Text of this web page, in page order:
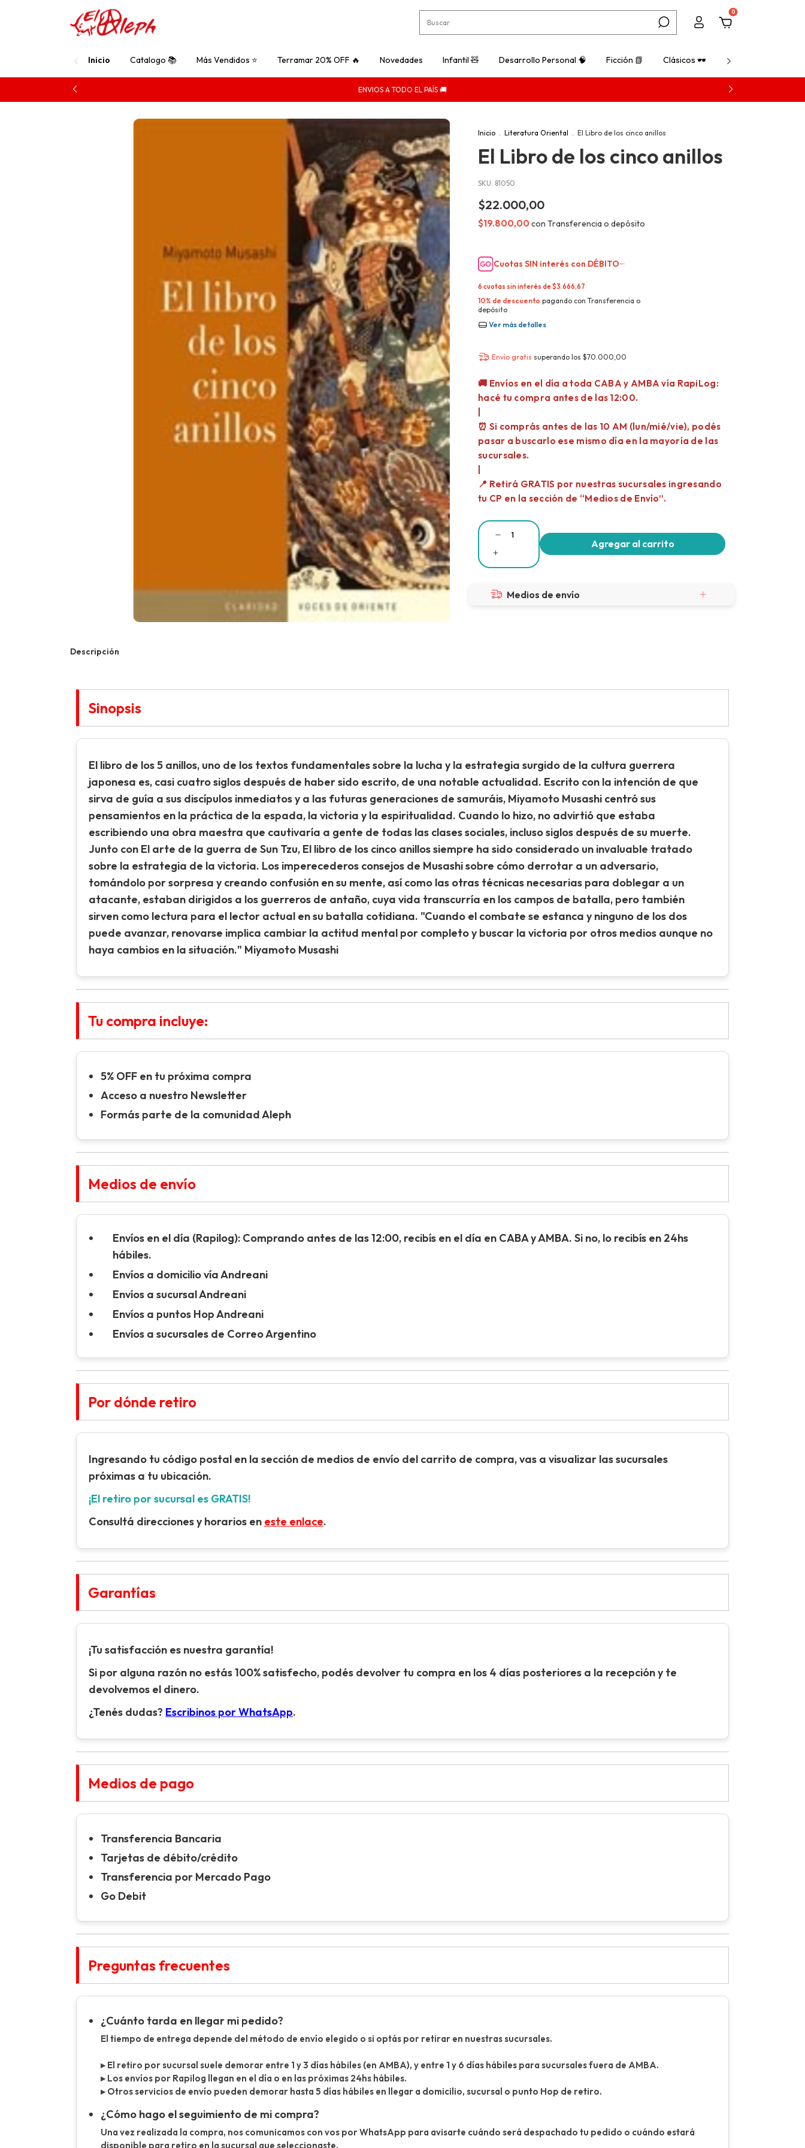
0
Inicio Catalogo 📚 Más Vendidos ⭐ Terramar 20% OFF 🔥 Novedades Infantil 🧸 Desarrollo Personal 🧠 Ficción 📗 Clásicos 🕶️ ¿Cómo comprar? 💡
ENVIOS A TODO EL PAÍS 🚚
Inicio Literatura Oriental El Libro de los cinco anillos
El Libro de los cinco anillos
SKU: 81050
$22.000,00
$19.800,00 con Transferencia o depósito
Cuotas SIN interés con DÉBITO
6 cuotas sin interés de$3.666,67
10% de descuento pagando con Transferencia o
depósito
Ver más detalles
Envío gratis superando los $70.000,00
Medios de envío
Descripción
Sinopsis
El libro de los 5 anillos, uno de los textos fundamentales sobre la lucha y la estrategia surgido de la cultura guerrera
japonesa es, casi cuatro siglos después de haber sido escrito, de una notable actualidad. Escrito con la intención de que
sirva de guía a sus discípulos inmediatos y a las futuras generaciones de samuráis, Miyamoto Musashi centró sus
pensamientos en la práctica de la espada, la victoria y la espiritualidad. Cuando lo hizo, no advirtió que estaba
escribiendo una obra maestra que cautivaría a gente de todas las clases sociales, incluso siglos después de su muerte.
Junto con El arte de la guerra de Sun Tzu, El libro de los cinco anillos siempre ha sido considerado un invaluable tratado
sobre la estrategia de la victoria. Los imperecederos consejos de Musashi sobre cómo derrotar a un adversario,
tomándolo por sorpresa y creando confusión en su mente, así como las otras técnicas necesarias para doblegar a un
atacante, estaban dirigidos a los guerreros de antaño, cuya vida transcurría en los campos de batalla, pero también
sirven como lectura para el lector actual en su batalla cotidiana. "Cuando el combate se estanca y ninguno de los dos
puede avanzar, renovarse implica cambiar la actitud mental por completo y buscar la victoria por otros medios aunque no
haya cambios en la situación." Miyamoto Musashi
Tu compra incluye:
5% OFF en tu próxima compra
Acceso a nuestro Newsletter
Formás parte de la comunidad Aleph
Medios de envío
Envíos en el día (Rapilog): Comprando antes de las 12:00, recibís en el día en CABA y AMBA. Si no, lo recibís en 24hs
hábiles.
Envíos a domicilio vía Andreani
Envíos a sucursal Andreani
Envíos a puntos Hop Andreani
Envíos a sucursales de Correo Argentino
Por dónde retiro
Ingresando tu código postal en la sección de medios de envío del carrito de compra, vas a visualizar las sucursales
próximas a tu ubicación.
¡El retiro por sucursal es GRATIS!
Consultá direcciones y horarios en este enlace.
Garantías
¡Tu satisfacción es nuestra garantía!
Si por alguna razón no estás 100% satisfecho, podés devolver tu compra en los 4 días posteriores a la recepción y te
devolvemos el dinero.
¿Tenés dudas? Escribinos por WhatsApp.
Medios de pago
Transferencia Bancaria
Tarjetas de débito/crédito
Transferencia por Mercado Pago
Go Debit
Preguntas frecuentes
¿Cuánto tarda en llegar mi pedido?
El tiempo de entrega depende del método de envío elegido o si optás por retirar en nuestras sucursales.
▸ El retiro por sucursal suele demorar entre 1 y 3 días hábiles (en AMBA), y entre 1 y 6 días hábiles para sucursales fuera de AMBA.
▸ Los envíos por Rapilog llegan en el día o en las próximas 24hs hábiles.
▸ Otros servicios de envío pueden demorar hasta 5 días hábiles en llegar a domicilio, sucursal o punto Hop de retiro.
¿Cómo hago el seguimiento de mi compra?
Una vez realizada la compra, nos comunicamos con vos por WhatsApp para avisarte cuándo será despachado tu pedido o cuándo estará
disponible para retiro en la sucursal que seleccionaste.